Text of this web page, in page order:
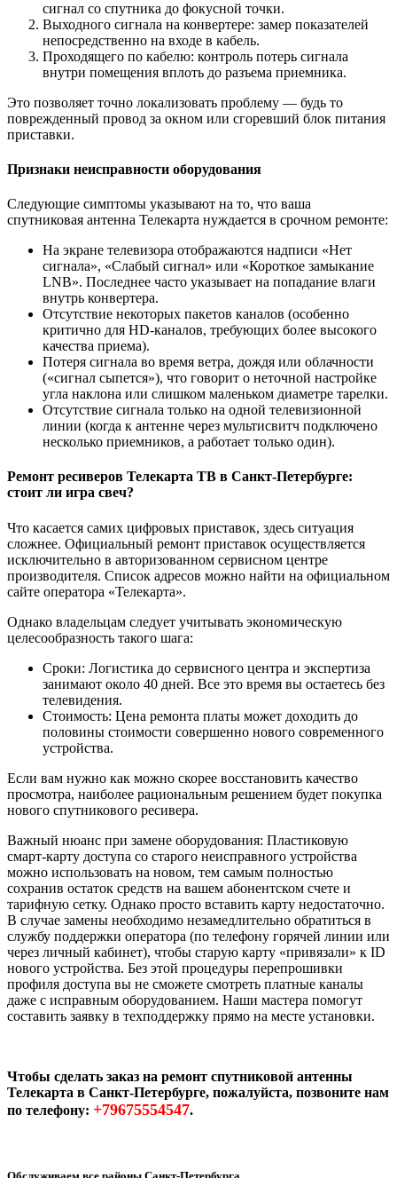
сигнал со спутника до фокусной точки.
Выходного сигнала на конвертере: замер показателей
непосредственно на входе в кабель.
Проходящего по кабелю: контроль потерь сигнала
внутри помещения вплоть до разъема приемника.
Это позволяет точно локализовать проблему — будь то
поврежденный провод за окном или сгоревший блок питания
приставки.
Признаки неисправности оборудования
Следующие симптомы указывают на то, что ваша
спутниковая антенна Телекарта нуждается в срочном ремонте:
На экране телевизора отображаются надписи «Нет
сигнала», «Слабый сигнал» или «Короткое замыкание
LNB». Последнее часто указывает на попадание влаги
внутрь конвертера.
Отсутствие некоторых пакетов каналов (особенно
критично для HD-каналов, требующих более высокого
качества приема).
Потеря сигнала во время ветра, дождя или облачности
(«сигнал сыпется»), что говорит о неточной настройке
угла наклона или слишком маленьком диаметре тарелки.
Отсутствие сигнала только на одной телевизионной
линии (когда к антенне через мультисвитч подключено
несколько приемников, а работает только один).
Ремонт ресиверов Телекарта ТВ в Санкт-Петербурге:
стоит ли игра свеч?
Что касается самих цифровых приставок, здесь ситуация
сложнее. Официальный ремонт приставок осуществляется
исключительно в авторизованном сервисном центре
производителя. Список адресов можно найти на официальном
сайте оператора «Телекарта».
Однако владельцам следует учитывать экономическую
целесообразность такого шага:
Сроки: Логистика до сервисного центра и экспертиза
занимают около 40 дней. Все это время вы остаетесь без
телевидения.
Стоимость: Цена ремонта платы может доходить до
половины стоимости совершенно нового современного
устройства.
Если вам нужно как можно скорее восстановить качество
просмотра, наиболее рациональным решением будет покупка
нового спутникового ресивера.
Важный нюанс при замене оборудования: Пластиковую
смарт-карту доступа со старого неисправного устройства
можно использовать на новом, тем самым полностью
сохранив остаток средств на вашем абонентском счете и
тарифную сетку. Однако просто вставить карту недостаточно.
В случае замены необходимо незамедлительно обратиться в
службу поддержки оператора (по телефону горячей линии или
через личный кабинет), чтобы старую карту «привязали» к ID
нового устройства. Без этой процедуры перепрошивки
профиля доступа вы не сможете смотреть платные каналы
даже с исправным оборудованием. Наши мастера помогут
составить заявку в техподдержку прямо на месте установки.
Чтобы сделать заказ на ремонт спутниковой антенны
Телекарта в Санкт-Петербурге, пожалуйста, позвоните нам
по телефону: +79675554547.